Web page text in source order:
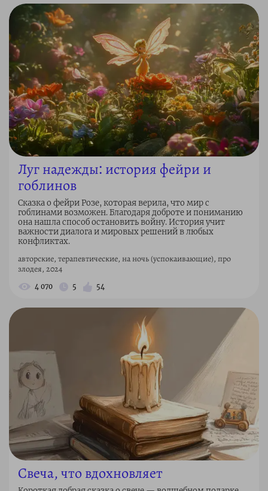
Луг надежды: история фейри и
гоблинов
Сказка о фейри Розе, которая верила, что мир с
гоблинами возможен. Благодаря доброте и пониманию
она нашла способ остановить войну. История учит
важности диалога и мировых решений в любых
конфликтах.
авторские, терапевтические, на ночь (успокаивающие), про
злодея, 2024
4 070 5 54
Свеча, что вдохновляет